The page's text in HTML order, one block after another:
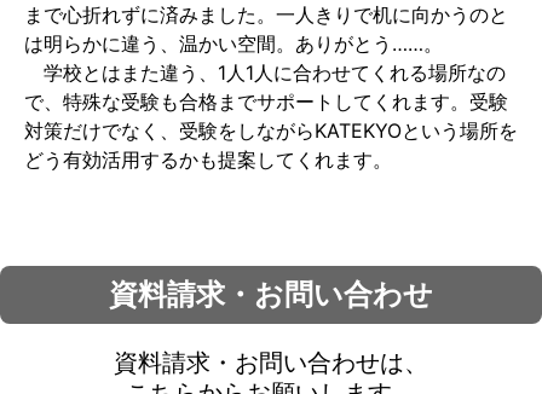
まで心折れずに済みました。一人きりで机に向かうのと
は明らかに違う、温かい空間。ありがとう……。
学校とはまた違う、1人1人に合わせてくれる場所なの
で、特殊な受験も合格までサポートしてくれます。受験
対策だけでなく、受験をしながらKATEKYOという場所を
どう有効活用するかも提案してくれます。
資料請求・お問い合わせ
資料請求・お問い合わせは、